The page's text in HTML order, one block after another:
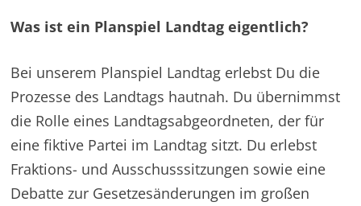
Was ist ein Planspiel Landtag eigentlich?
Bei unserem Planspiel Landtag erlebst Du die
Prozesse des Landtags hautnah. Du übernimmst
die Rolle eines Landtagsabgeordneten, der für
eine fiktive Partei im Landtag sitzt. Du erlebst
Fraktions- und Ausschusssitzungen sowie eine
Debatte zur Gesetzesänderungen im großen